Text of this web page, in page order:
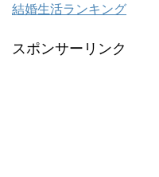
結婚生活ランキング
スポンサーリンク